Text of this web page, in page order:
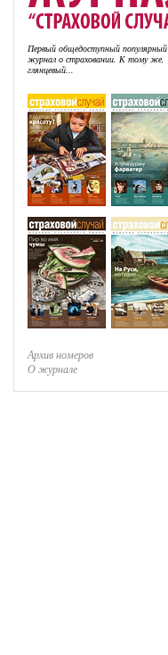
Первый общедоступный популярный
журнал о страховании. К тому же,
глянцевый...
Архив номеров
О журнале